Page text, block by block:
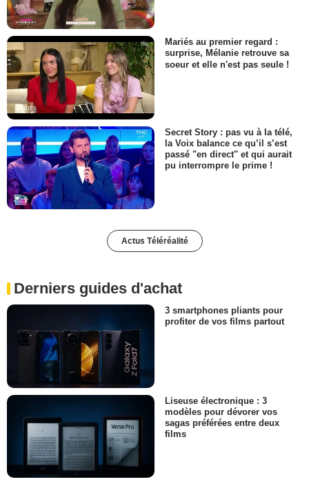
Mariés au premier regard :
surprise, Mélanie retrouve sa
soeur et elle n'est pas seule !
Secret Story : pas vu à la télé,
la Voix balance ce qu’il s’est
passé "en direct" et qui aurait
pu interrompre le prime !
Actus Téléréalité
Derniers guides d'achat
3 smartphones pliants pour
profiter de vos films partout
Liseuse électronique : 3
modèles pour dévorer vos
sagas préférées entre deux
films